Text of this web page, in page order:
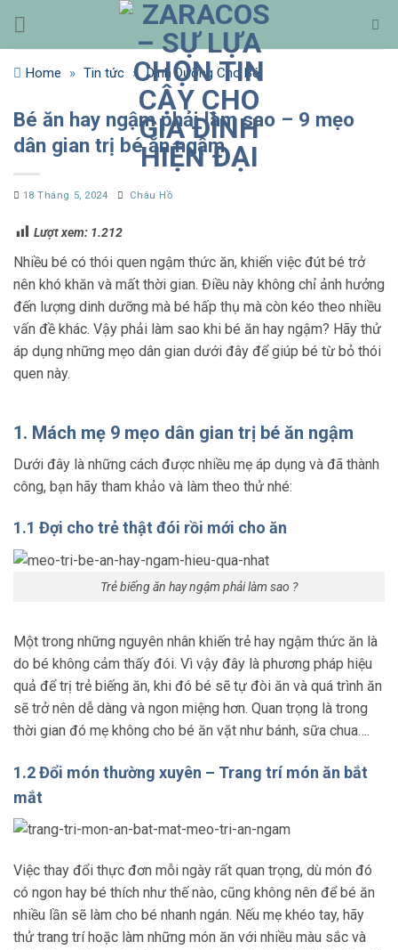
qua
nội
dungHome » Tin tức » Dinh Dưỡng Cho Bé
Bé ăn hay ngậm phải làm sao – 9 mẹo
dân gian trị bé ăn ngậm
18 Tháng 5, 2024 Châu Hồ
Lượt xem: 1.212
Nhiều bé có thói quen ngậm thức ăn, khiến việc đút bé trở
nên khó khăn và mất thời gian. Điều này không chỉ ảnh hưởng
đến lượng dinh dưỡng mà bé hấp thụ mà còn kéo theo nhiều
vấn đề khác. Vậy phải làm sao khi bé ăn hay ngậm? Hãy thử
áp dụng những mẹo dân gian dưới đây để giúp bé từ bỏ thói
quen này.
1. Mách mẹ 9 mẹo dân gian trị bé ăn ngậm
Dưới đây là những cách được nhiều mẹ áp dụng và đã thành
công, bạn hãy tham khảo và làm theo thử nhé:
1.1 Đợi cho trẻ thật đói rồi mới cho ăn
Trẻ biếng ăn hay ngậm phải làm sao ?
Một trong những nguyên nhân khiến trẻ hay ngậm thức ăn là
do bé không cảm thấy đói. Vì vậy đây là phương pháp hiệu
quả để trị trẻ biếng ăn, khi đó bé sẽ tự đòi ăn và quá trình ăn
sẽ trở nên dễ dàng và ngon miệng hơn. Quan trọng là trong
thời gian đó mẹ không cho bé ăn vặt như bánh, sữa chua….
1.2 Đổi món thường xuyên – Trang trí món ăn bắt
mắt
Việc thay đổi thực đơn mỗi ngày rất quan trọng, dù món đó
có ngon hay bé thích như thế nào, cũng không nên để bé ăn
nhiều lần sẽ làm cho bé nhanh ngán. Nếu mẹ khéo tay, hãy
thử trang trí hoặc làm những món ăn với nhiều màu sắc và